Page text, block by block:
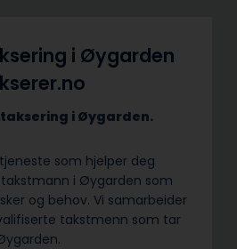
i Øygarden
i Øygarden.
som hjelper deg
i Øygarden som
og behov. Vi samarbeider
takstmenn som tar